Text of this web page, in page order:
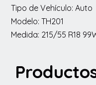
Tipo de Vehículo: Auto
Modelo: TH201
Medida: 215/55 R18